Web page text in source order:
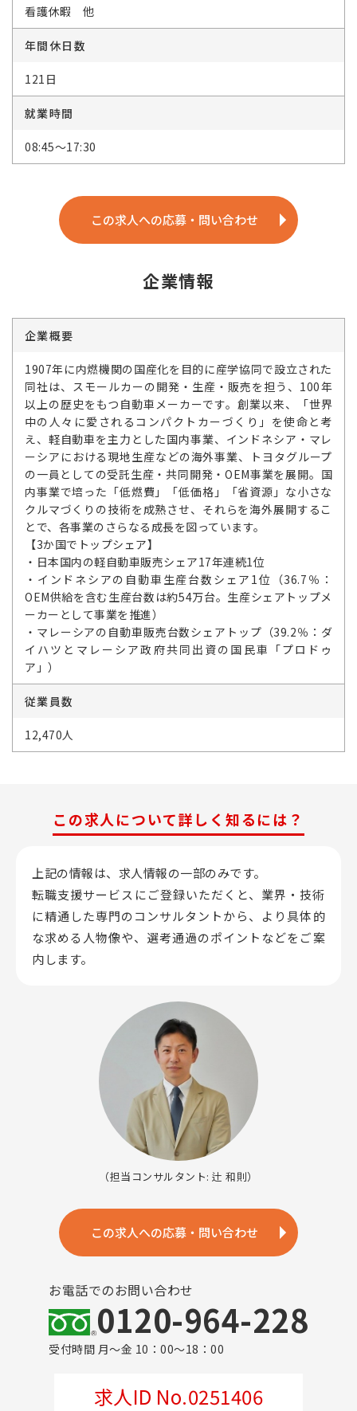
看護休暇 他
年間休日数
121日
就業時間
08:45～17:30
この求人への応募・問い合わせ
企業情報
企業概要
1907年に内燃機関の国産化を目的に産学協同で設立された
同社は、スモールカーの開発・生産・販売を担う、100年
以上の歴史をもつ自動車メーカーです。創業以来、「世界
中の人々に愛されるコンパクトカーづくり」を使命と考
え、軽自動車を主力とした国内事業、インドネシア・マレ
ーシアにおける現地生産などの海外事業、トヨタグループ
の一員としての受託生産・共同開発・OEM事業を展開。国
内事業で培った「低燃費」「低価格」「省資源」な小さな
クルマづくりの技術を成熟させ、それらを海外展開するこ
とで、各事業のさらなる成長を図っています。
【3か国でトップシェア】
・日本国内の軽自動車販売シェア17年連続1位
・インドネシアの自動車生産台数シェア1位（36.7％：
OEM供給を含む生産台数は約54万台。生産シェアトップメ
ーカーとして事業を推進）
・マレーシアの自動車販売台数シェアトップ（39.2％：ダ
イハツとマレーシア政府共同出資の国民車「プロドゥ
ア」）
従業員数
12,470人
この求人について詳しく知るには？
上記の情報は、求人情報の一部のみです。
転職支援サービスにご登録いただくと、業界・技術
に精通した専門のコンサルタントから、 より具体的
な求める人物像や、選考通過のポイントなどをご案
内します。
（担当コンサルタント: 辻 和則）
この求人への応募・問い合わせ
お電話でのお問い合わせ
0120-964-228
受付時間 月～金 10：00～18：00
求人ID No.0251406